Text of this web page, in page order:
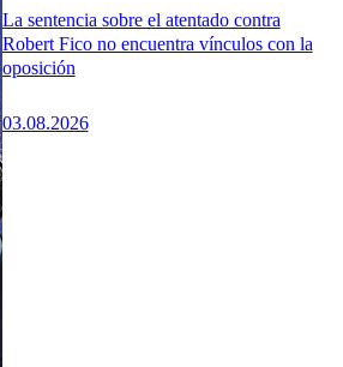
La sentencia sobre el atentado contra
Robert Fico no encuentra vínculos con la
oposición
03.08.2026